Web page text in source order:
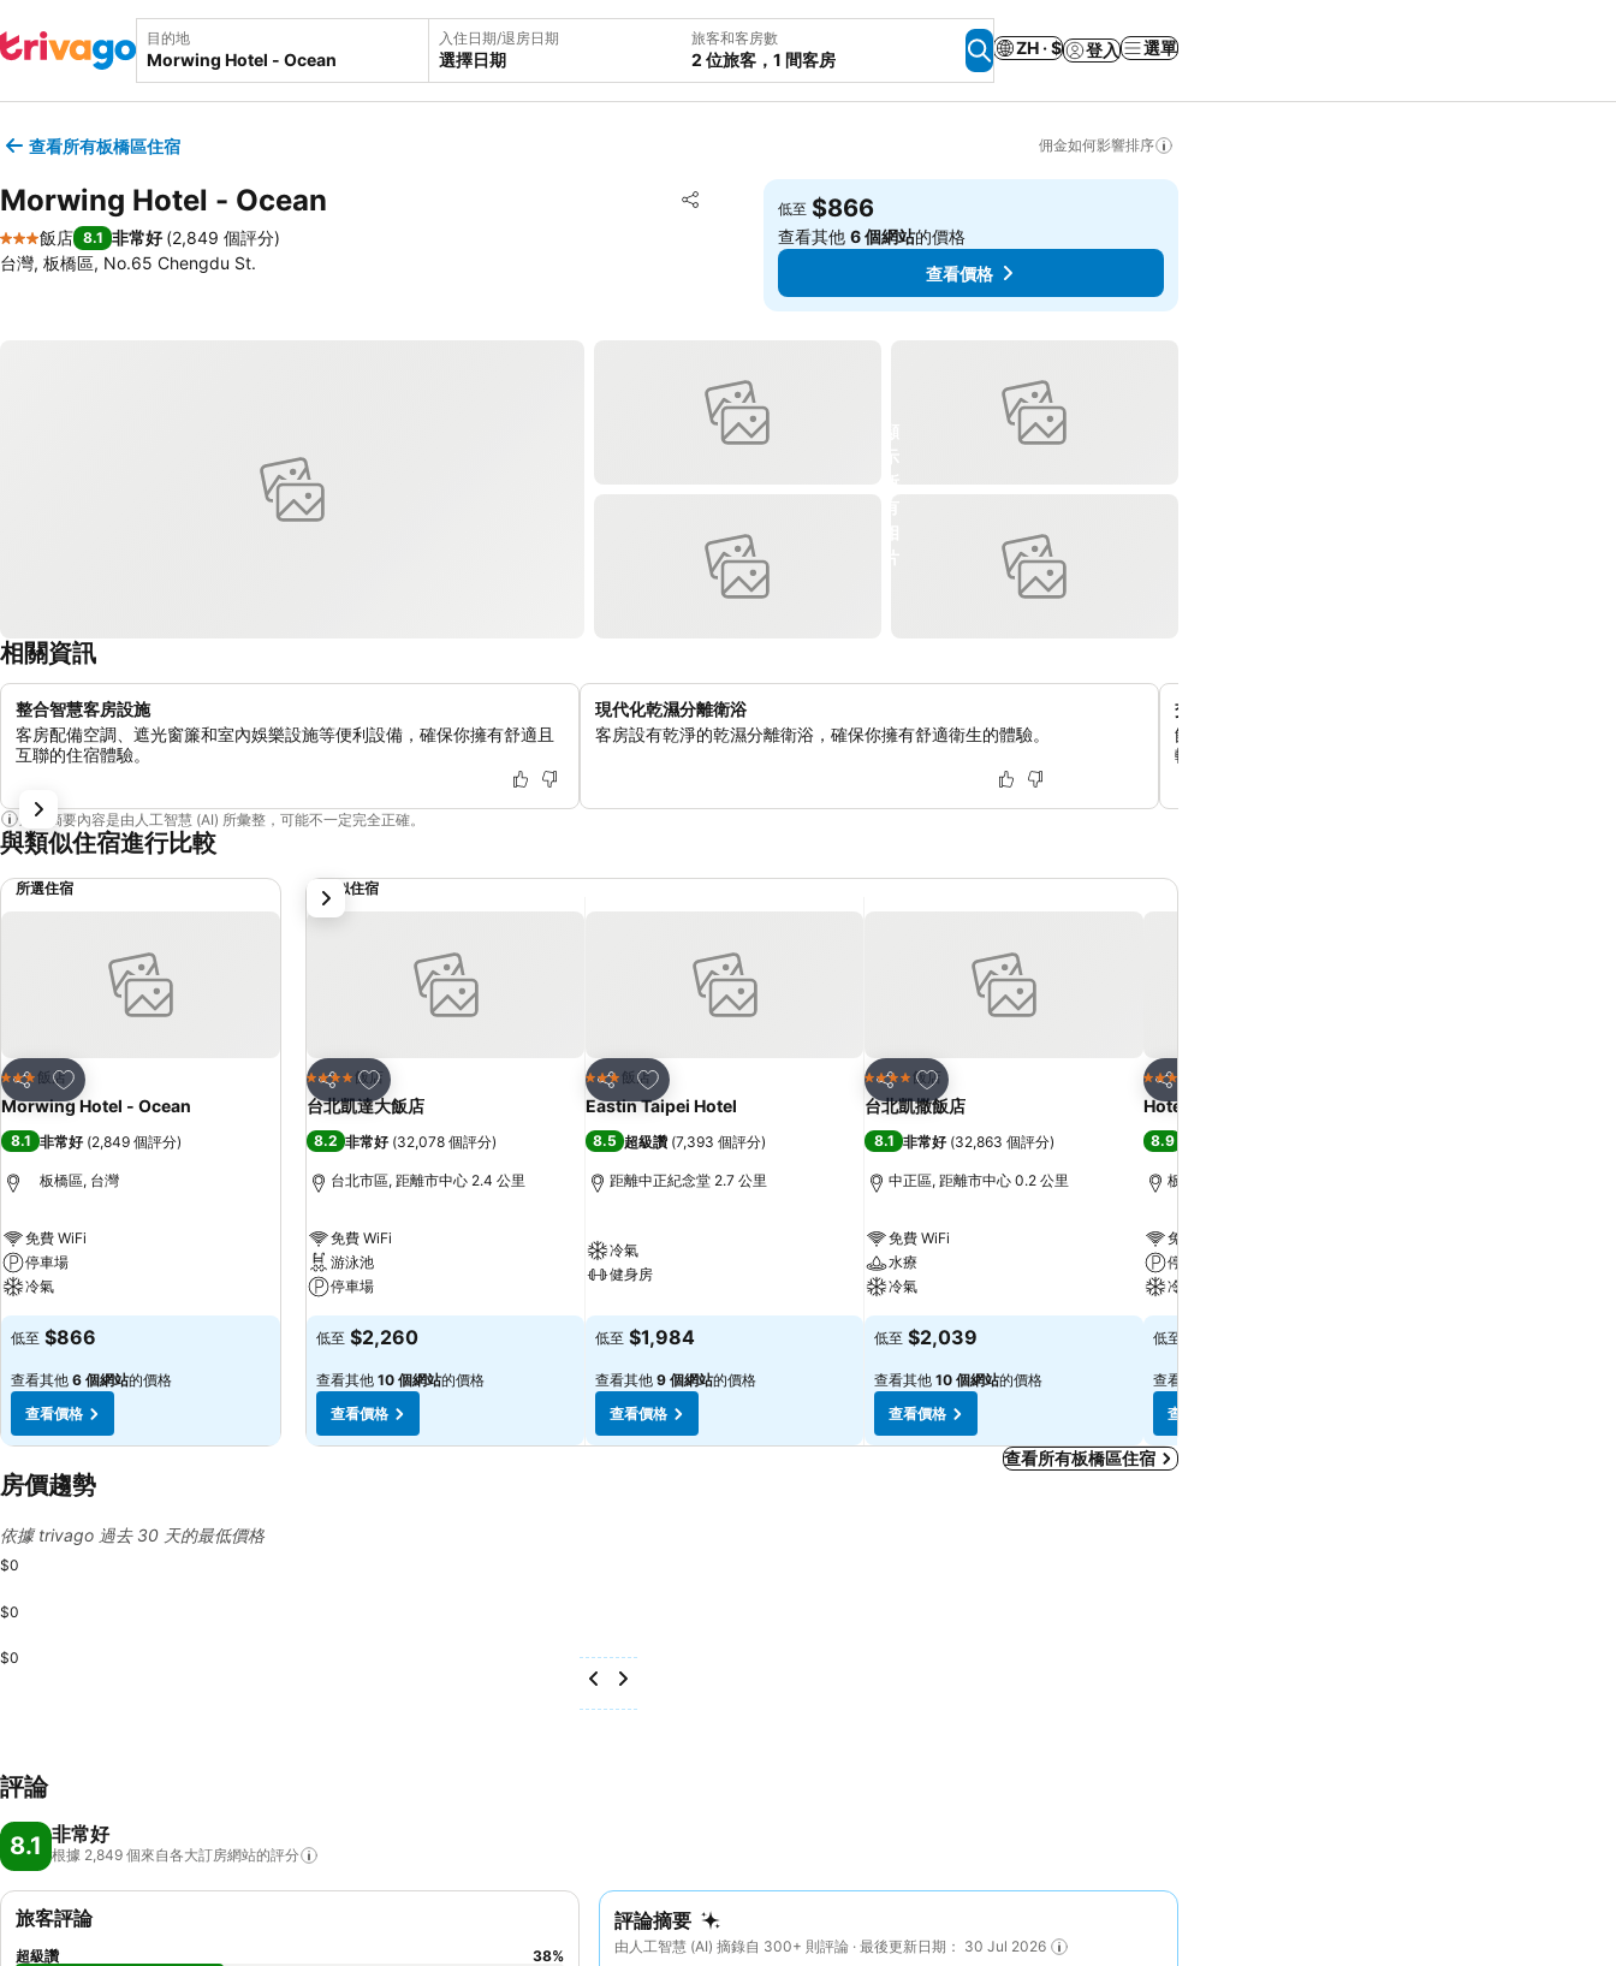
目的地 入住日期/退房日期
選擇日期
旅客和客房數
2 位旅客，1 間客房
ZH · $ 登入 選單
查看所有板橋區住宿 佣金如何影響排序
Morwing Hotel - Ocean 分享
加入我的最愛
3 星級
飯店 8.1 非常好 (2,849 個評分)
台灣, 板橋區, No.65 Chengdu St.
低至 $866
查看其他6 個網站的價格
查看價格
相關資訊
整合智慧客房設施
客房配備空調、遮光窗簾和室內娛樂設施等便利設備，確保你擁有舒適且
互聯的住宿體驗。
現代化乾濕分離衛浴
客房設有乾淨的乾濕分離衛浴，確保你擁有舒適衛生的體驗。
交通便利，鄰近捷運站和火車站
飯店距離府中站步行 10 分鐘，步行即可抵達板橋火車站和
輕鬆探索城市。
這個摘要內容是由人工智慧 (AI) 所彙整，可能不一定完全正確。
與類似住宿進行比較
所選住宿
分享
加入我的最愛
3 星級飯店
Morwing Hotel - Ocean
8.1 非常好 (2,849 個評分)
板橋區, 台灣
免費 WiFi
停車場
冷氣
低至 $866
查看其他 6 個網站的價格
查看價格
類似住宿
分享
加入我的最愛
4 星級 飯店
台北凱達大飯店
8.2 非常好 (32,078 個評分)
台北市區, 距離市中心 2.4 公里
免費 WiFi
游泳池
停車場
低至 $2,260
查看其他 10 個網站的價格
查看價格
分享
加入我的最愛
3 星級飯店
Eastin Taipei Hotel
8.5 超級讚 (7,393 個評分)
距離中正紀念堂 2.7 公里
冷氣
健身房
低至 $1,984
查看其他 9 個網站的價格
查看價格
分享
加入我的最愛
4 星級 飯店
台北凱撒飯店
8.1 非常好 (32,863 個評分)
中正區, 距離市中心 0.2 公里
免費 WiFi
水療
冷氣
低至 $2,039
查看其他 10 個網站的價格
查看價格
分享
4 星級
Hotel Cham Cham Taipei
8.9
板橋區, 距離市中心 0.9 公里
免費 WiFi
停車場
冷氣
低至
查看其他
查看價格
下一步
查看所有板橋區住宿
房價趨勢
依據 trivago 過去 30 天的最低價格
$0
$0
$0
評論
8.1 非常好
根據 2,849 個來自各大訂房網站的評分
評論摘要
由人工智慧 (AI) 摘錄自 300+ 則評論 · 最後更新日期： 30 Jul 2026
旅客評論
超級讚 38%